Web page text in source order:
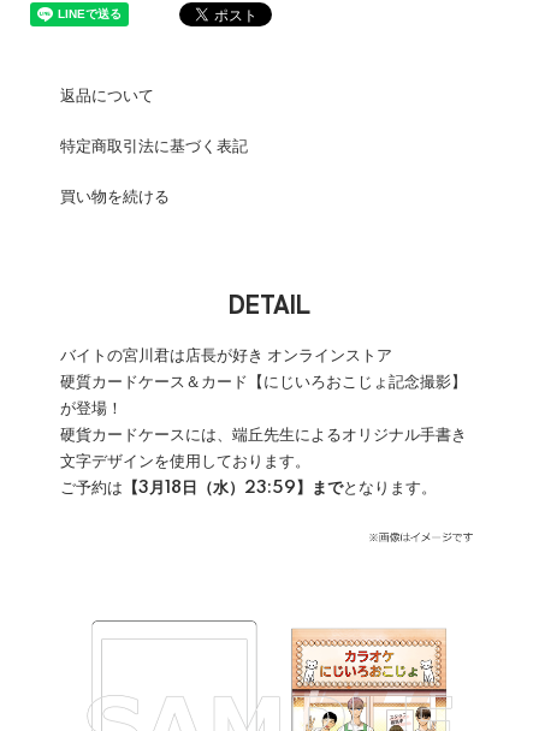
返品について
特定商取引法に基づく表記
買い物を続ける
DETAIL
バイトの宮川君は店長が好き オンラインストア
硬質カードケース＆カード【にじいろおこじょ記念撮影】
が登場！
硬貨カードケースには、端丘先生によるオリジナル手書き
文字デザインを使用しております。
ご予約は 【3月18日（水）23:59】までとなります。